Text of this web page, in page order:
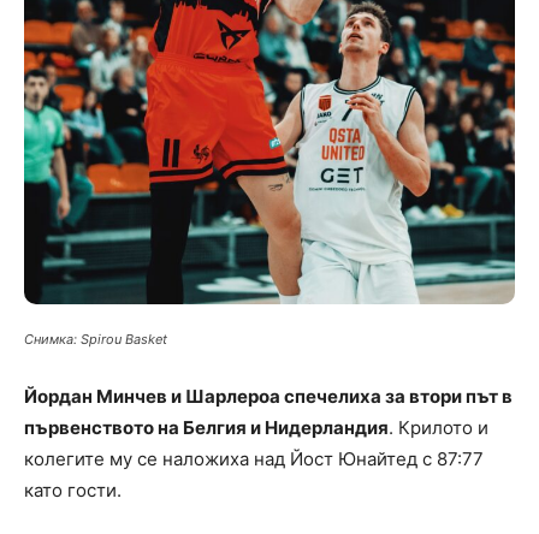
Снимка: Spirou Basket
Йордан Минчев и Шарлероа спечелиха за втори път в
първенството на Белгия и Нидерландия. Крилото и
колегите му се наложиха над Йост Юнайтед с 87:77
като гости.